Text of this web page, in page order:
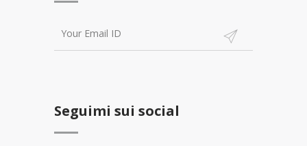
Seguimi sui social